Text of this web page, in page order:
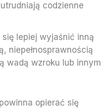
codzienne
lepiej wyjaśnić inną
niepełnosprawnością
wadą wzroku lub innym
opierać się